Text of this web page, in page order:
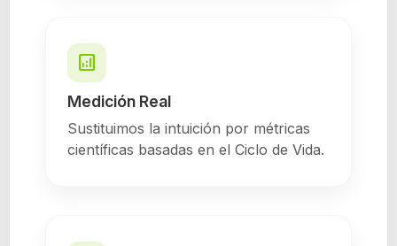
analytics
Medición Real
Sustituimos la intuición por métricas
científicas basadas en el Ciclo de Vida.